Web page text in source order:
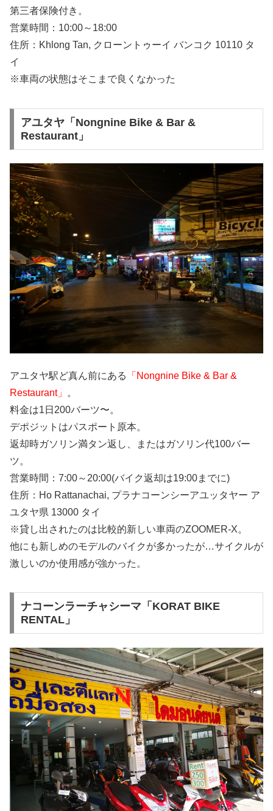
第三者保険付き。
営業時間：10:00～18:00
住所：Khlong Tan, クローントゥーイ バンコク 10110 タ
イ
※車両の状態はそこまで良くなかった
アユタヤ「Nongnine Bike & Bar &
Restaurant」
アユタヤ駅ど真ん前にある
「Nongnine Bike & Bar &
Restaurant」
。
料金は1日200バーツ〜。
デポジットはパスポート原本。
返却時ガソリン満タン返し、またはガソリン代100バー
ツ。
営業時間：7:00～20:00(バイク返却は19:00までに)
住所：Ho Rattanachai, プラナコーンシーアユッタヤー ア
ユタヤ県 13000 タイ
※貸し出されたのは比較的新しい車両のZOOMER-X。
他にも新しめのモデルのバイクが多かったが…サイクルが
激しいのか使用感が強かった。
ナコーンラーチャシーマ「KORAT BIKE
RENTAL」